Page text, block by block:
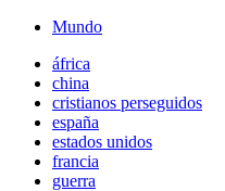
Mundo
áfrica
china
cristianos perseguidos
españa
estados unidos
francia
guerra